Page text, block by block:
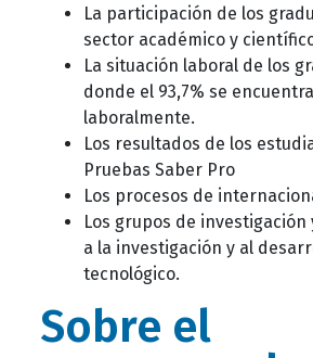
La participación de los
sector académico y
La situación laboral de los
donde el 93,7% se
laboralmente.
Los resultados de los
Pruebas Saber Pro
Los procesos de
Los grupos de investigación
a la investigación y al
tecnológico.
Sobre el